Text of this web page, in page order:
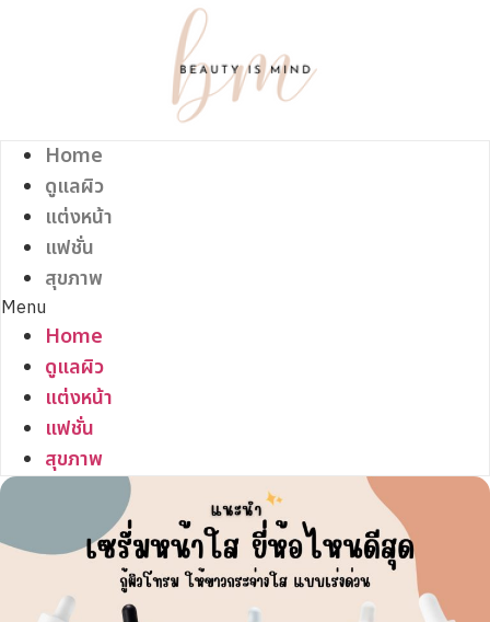
Home
ดูแลผิว
แต่งหน้า
แฟชั่น
สุขภาพ
Menu
Home
ดูแลผิว
แต่งหน้า
แฟชั่น
สุขภาพ